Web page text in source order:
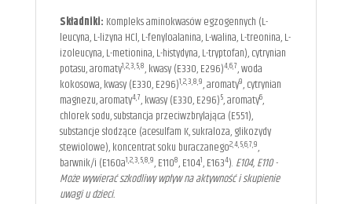
Składniki: Kompleks aminokwasów egzogennych (L-
leucyna, L-lizyna HCl, L-fenyloalanina, L-walina, L-treonina, L-
izoleucyna, L-metionina, L-histydyna, L-tryptofan), cytrynian
potasu, aromaty1,2,3,5,8, kwasy (E330, E296)4,6,7, woda
kokosowa, kwasy (E330, E296)1,2,3,8,9, aromaty9, cytrynian
magnezu, aromaty4,7, kwasy (E330, E296)5, aromaty6,
chlorek sodu, substancja przeciwzbrylająca (E551),
substancje słodzące (acesulfam K, sukraloza, glikozydy
stewiolowe), koncentrat soku buraczanego2,4,5,6,7,9,
barwnik/i (E160a1,2,3,5,8,9, E1108, E1041, E1634). E104, E110 -
Może wywierać szkodliwy wpływ na aktywność iskupienie
uwagi u dzieci.